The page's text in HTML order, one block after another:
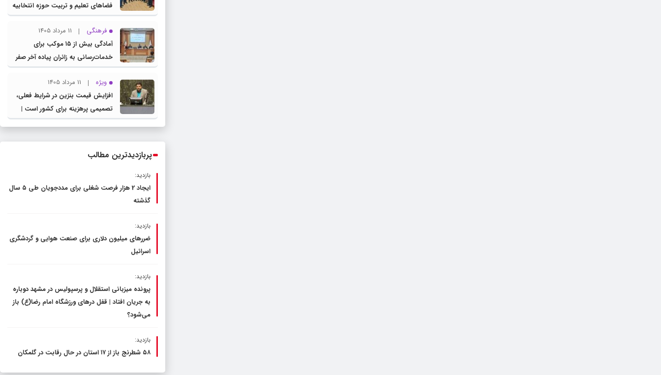
فضاهای تعلیم و تربیت حوزه انتخابیه
در نشست مشترک عضو کمیسیون
آموزش مجلس با مدیرکل آموزش و
پرورش خراسان رضوی
فرهنگی
11 مرداد 1405
آمادگی بیش از ۱۵ موکب برای
خدمات‌رسانی به زائران پیاده آخر صفر
در شهرستان چناران
ویژه
11 مرداد 1405
افزایش قیمت بنزین در شرایط فعلی،
تصمیمی پرهزینه برای کشور است |
دولت، قاچاق سوخت و عوامل اصلی
پربازدیدترین مطالب
بازدید:
ایجاد 2 هزار فرصت شغلی برای مددجویان طی ۵ سال
گذشته
بازدید:
ضررهای میلیون دلاری برای صنعت هوایی و گردشگری
اسرائیل
بازدید:
پرونده میزبانی استقلال و پرسپولیس در مشهد دوباره
به جریان افتاد | قفل در‌های ورزشگاه امام رضا(ع) باز
می‌شود؟
بازدید:
۵۸ شطرنج‌ باز از ۱۷ استان در حال رقابت در گلمکان